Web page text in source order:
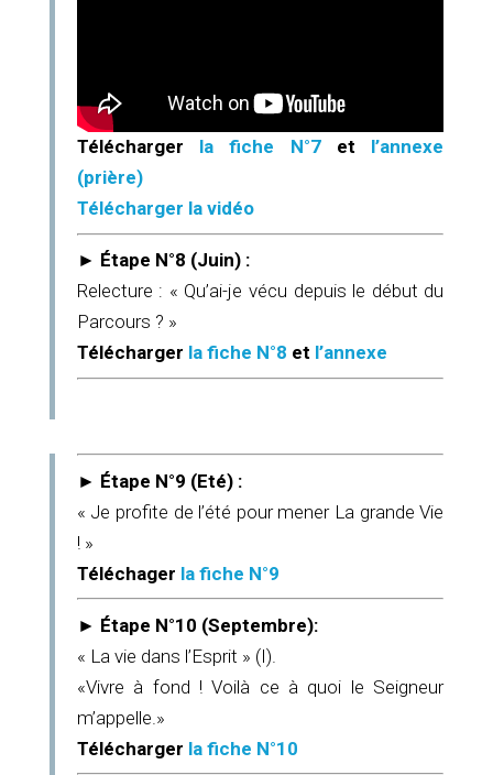
Télécharger la fiche N°7et l’annexe
(prière)
Télécharger la vidéo
► Étape N°8 (Juin) :
Relecture : « Qu’ai-je vécu depuis le début du
Parcours ? »
Télécharger la fiche N°8 et l’annexe
► Étape N°9 (Eté) :
« Je profite de l’été pour mener La grande Vie
! »
Téléchager la fiche N°9
► Étape N°10 (Septembre):
« La vie dans l’Esprit » (I).
«Vivre à fond ! Voilà ce à quoi le Seigneur
m’appelle.»
Télécharger la fiche N°10